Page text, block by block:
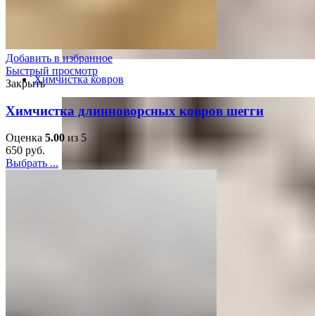
Химчистка ковров
Добавить в избранное
Быстрый просмотр
Закрыть
Химчистка длинноворсных ковров шегги
Оценка 5.00 из 5
650 руб.
Выбрать ...